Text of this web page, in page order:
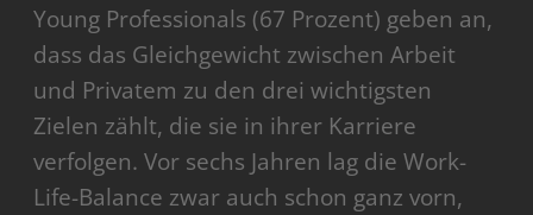
Young Professionals (67 Prozent) geben an,
dass das Gleichgewicht zwischen Arbeit
und Privatem zu den drei wichtigsten
Zielen zählt, die sie in ihrer Karriere
verfolgen. Vor sechs Jahren lag die Work-
Life-Balance zwar auch schon ganz vorn,